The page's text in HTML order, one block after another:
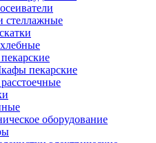
стеллажные
пекарские
оборудование